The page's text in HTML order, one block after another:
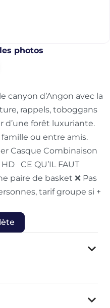
photos
canyon d’Angon avec la
rappels, toboggans
forêt luxuriante.
ou entre amis.
Casque Combinaison
CE QU’IL FAUT
paire de basket ❌ Pas
tarif groupe si +